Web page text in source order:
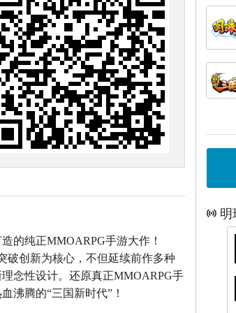
造的纯正MMOARPG手游大作！
破创新为核心，不但延续前作多种
念性设计。还原真正MMOARPG手
沸腾的“三国新时代”！
明